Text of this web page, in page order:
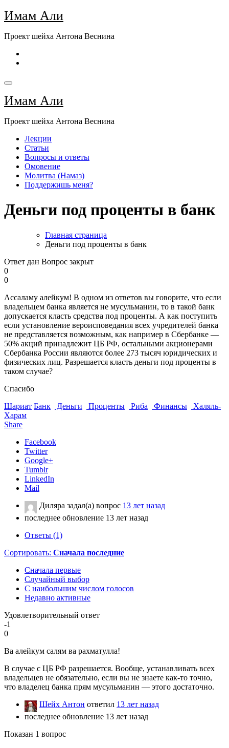
Перейти
к
Имам Али
Проект шейха Антона Веснина
Имам Али
Проект шейха Антона Веснина
Лекции
Статьи
Вопросы и ответы
Омовение
Молитва (Намаз)
Поддержишь меня?
Деньги под проценты в банк
Главная страница
Деньги под проценты в банк
Ответ дан Вопрос закрыт
0
0
Ассаламу алейкум! В одном из ответов вы говорите, что если
владельцем банка является не мусульманин, то в такой банк
допускается класть средства под проценты. А как поступить
если установление вероисповедания всех учредителей банка
не представляется возможным, как например в Сбербанке —
50% акций принадлежит ЦБ РФ, остальными акционерами
Сбербанка России являются более 273 тысяч юридических и
физических лиц. Разрешается класть деньги под проценты в
таком случае?
Спасибо
Шариат Банк Деньги Проценты Риба Финансы
Халяль-
Харам
Share
Facebook
Twitter
Google+
Tumblr
LinkedIn
Mail
Диляра задал(а) вопрос 13 лет назад
последнее обновление 13 лет назад
Ответы (1)
Сортировать: Сначала последние
Сначала первые
Случайный выбор
С наибольшим числом голосов
Недавно активные
Удовлетворительный ответ
-1
0
Ва алейкум салям ва рахматулла!
В случае с ЦБ РФ разрешается. Вообще, устанавливать всех
владельцев не обязательно, если вы не знаете как-то точно,
что владелец банка прям мусульманин — этого достаточно.
Шейх Антон ответил 13 лет назад
последнее обновление 13 лет назад
Показан 1 вопрос